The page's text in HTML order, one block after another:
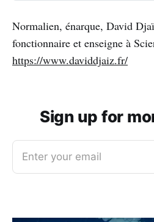
Normalien, énarque, David
fonctionnaire et enseigne à
https://www.daviddjaiz.fr/
Sign up for
Enter your email